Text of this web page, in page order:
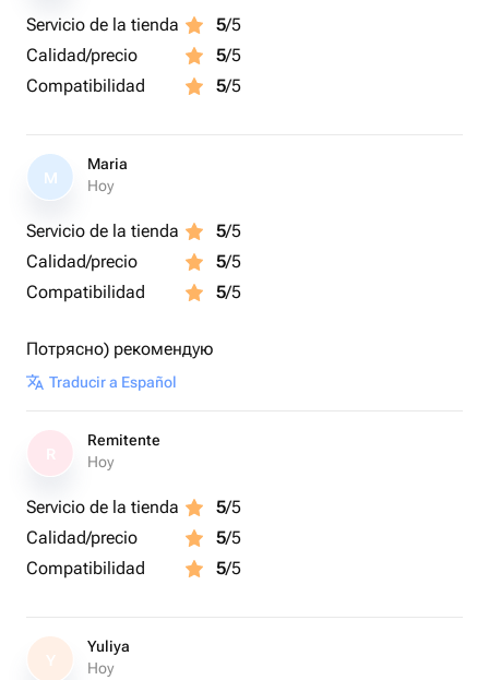
Servicio de la tienda 5/5
Calidad/precio
5/5
Compatibilidad
5/5
M
Maria
Hoy
Servicio de la tienda 5/5
Calidad/precio
5/5
Compatibilidad
5/5
Потрясно) рекомендую
Traducir a Español
Remitente
Hoy
Servicio de la tienda 5/5
Calidad/precio
5/5
Compatibilidad
5/5
Y
Yuliya
Hoy